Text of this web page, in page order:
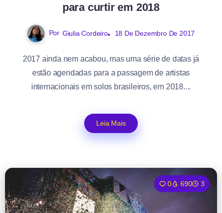
para curtir em 2018
Por Giulia Cordeiro 18 De Dezembro De 2017
2017 ainda nem acabou, mas uma série de datas já
estão agendadas para a passagem de artistas
internacionais em solos brasileiros, em 2018....
Leia Mais
0 690 3